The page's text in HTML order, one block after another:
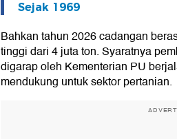
Sejak 1969
Bahkan tahun 2026 cadangan
tinggi dari 4 juta ton. Syaratnya
digarap oleh Kementerian PU
mendukung untuk sektor pertanian.